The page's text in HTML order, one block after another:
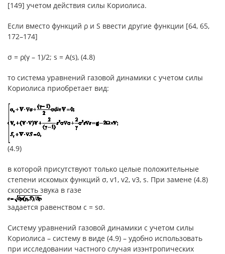
[149] учетом действия силы Кориолиса.
Если вместо функций ρ и S ввести другие функции [64, 65,
172–174]
σ = ρ(γ – 1)/2; s = A(s), (4.8)
то система уравнений газовой динамики с учетом силы
Кориолиса приобретает вид:
(4.9)
в которой присутствуют только целые положительные
степени искомых функций σ, v1, v2, v3, s. При замене (4.8)
скорость звука в газе
задается равенством c = sσ.
Систему уравнений газовой динамики с учетом силы
Кориолиса – систему в виде (4.9) – удобно использовать
при исследовании частного случая изэнтропических